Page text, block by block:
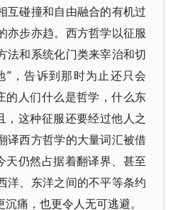
互碰撞和自由融合的有机过
亦步亦趋。西方哲学以征服
法和系统化门类来宰治和切
”，告诉到那时为止还只会
的人们什么是哲学，什么东
，这种征服还要经过他人之
译西方哲学的大量词汇被借
天仍然占据着翻译界、甚至
洋、东洋之间的不平等条约
痛，也更令人无可逃避。